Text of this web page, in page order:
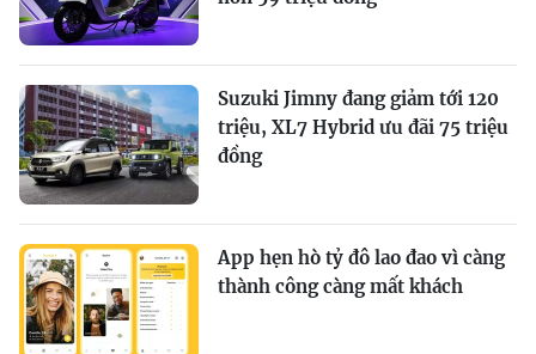
Suzuki Jimny đang giảm tới 120
triệu, XL7 Hybrid ưu đãi 75 triệu
đồng
App hẹn hò tỷ đô lao đao vì càng
thành công càng mất khách